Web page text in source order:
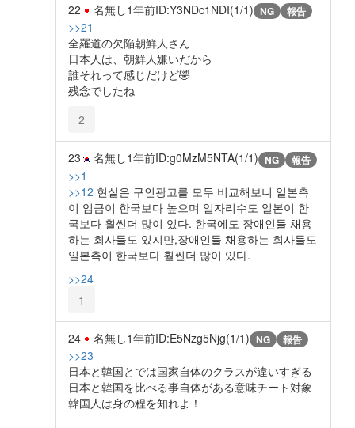
22 名無し1年前ID:Y3NDc1NDI(1/1) NG 報告
>>21
全羅道の欠陥朝鮮人さん
日本人は、朝鮮人嫌いだから
誰それって感じだけど🤣
残念でしたね
2
23 名無し1年前ID:g0MzM5NTA(1/1) NG 報告
>>1
>>12 현실은 구인광고를 모두 비교해보니 일본측
이 임금이 한국보다 높으며 일자리수도 일본이 한
국보다 훨씬더 많이 있다. 한국에도 장애인들 채용
하는 회사들도 있지만,장애인들 채용하는 회사들도
일본측이 한국보다 훨씬더 많이 있다.
>>24
1
24 名無し1年前ID:E5Nzg5Njg(1/1) NG 報告
>>23
日本と韓国とでは国家自体のクラスが違いすぎる
日本と韓国を比べる事自体がある意味チート対象
韓国人は身の程を知れよ！